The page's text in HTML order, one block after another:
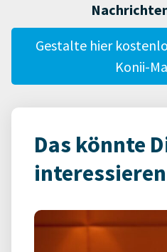
Gestalte hier
Konii-
Das könnte
interessieren